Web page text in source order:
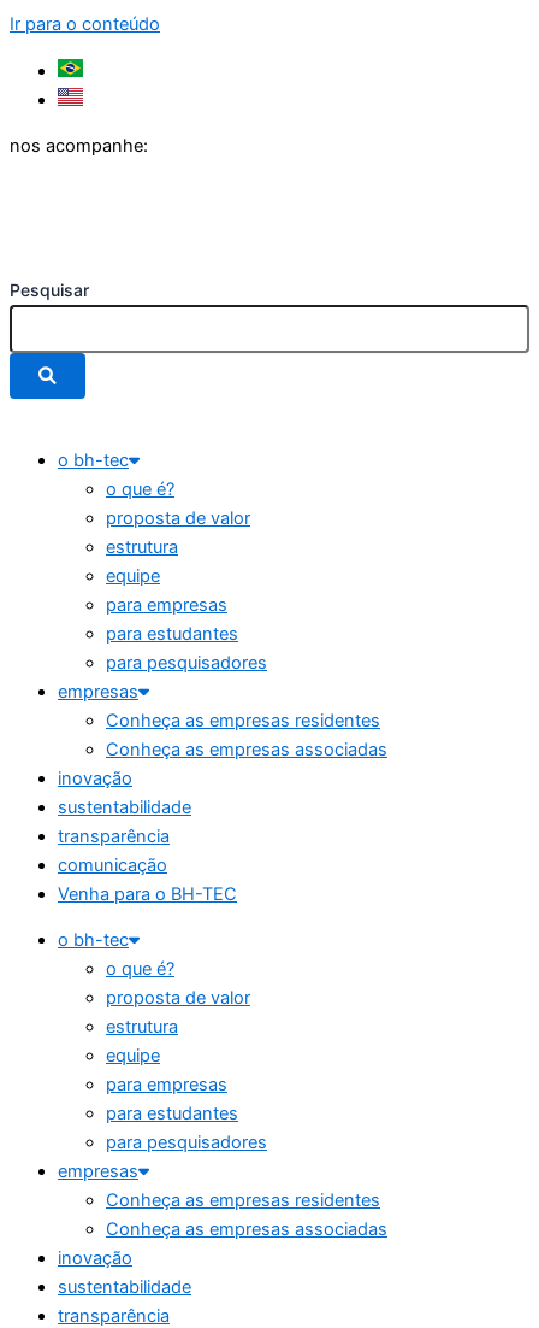
Ir para o conteúdo
nos acompanhe:
Pesquisar
o bh-tec
o que é?
proposta de valor
estrutura
equipe
para empresas
para estudantes
para pesquisadores
empresas
Conheça as empresas residentes
Conheça as empresas associadas
inovação
sustentabilidade
transparência
comunicação
Venha para o BH-TEC
o bh-tec
o que é?
proposta de valor
estrutura
equipe
para empresas
para estudantes
para pesquisadores
empresas
Conheça as empresas residentes
Conheça as empresas associadas
inovação
sustentabilidade
transparência